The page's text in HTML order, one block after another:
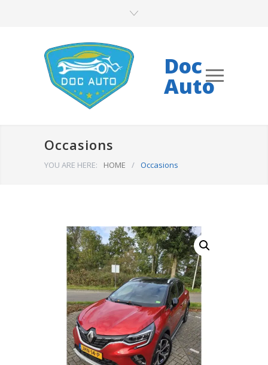
Doc
Auto
Occasions
YOU ARE HERE: HOME / Occasions